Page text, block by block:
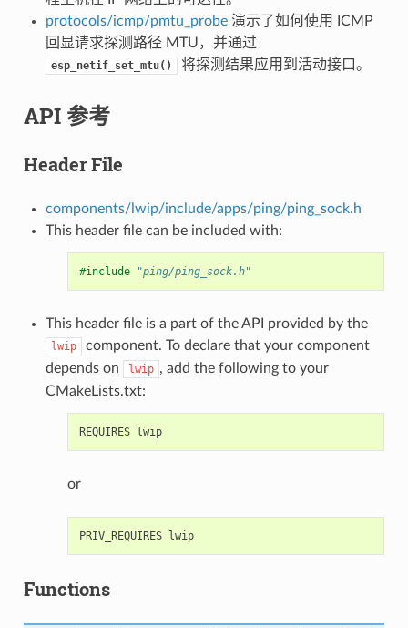
protocols/icmp/pmtu_probe演示了如何使用 ICMP
回显请求探测路径 MTU，并通过
esp_netif_set_mtu() 将探测结果应用到活动接口。
API 参考
Header File
components/lwip/include/apps/ping/ping_sock.h
This header file can be included with:
#include "ping/ping_sock.h"
This header file is a part of the API provided by the
lwip
component. To declare that your component
depends on
lwip , add the following to your
CMakeLists.txt:
REQUIRES lwip
or
PRIV_REQUIRES lwip
Functions